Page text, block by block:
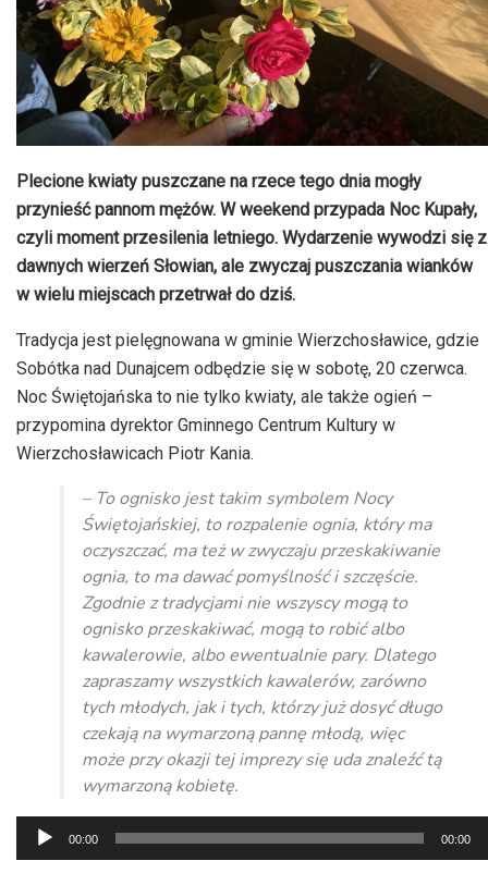
Plecione kwiaty puszczane na rzece tego dnia mogły
przynieść pannom mężów. W weekend przypada Noc Kupały,
czyli moment przesilenia letniego. Wydarzenie wywodzi się z
dawnych wierzeń Słowian, ale zwyczaj puszczania wianków
w wielu miejscach przetrwał do dziś.
Tradycja jest pielęgnowana w gminie Wierzchosławice, gdzie
Sobótka nad Dunajcem odbędzie się w sobotę, 20 czerwca.
Noc Świętojańska to nie tylko kwiaty, ale także ogień –
przypomina dyrektor Gminnego Centrum Kultury w
Wierzchosławicach Piotr Kania.
– To ognisko jest takim symbolem Nocy
Świętojańskiej, to rozpalenie ognia, który ma
oczyszczać, ma też w zwyczaju przeskakiwanie
ognia, to ma dawać pomyślność i szczęście.
Zgodnie z tradycjami nie wszyscy mogą to
ognisko przeskakiwać, mogą to robić albo
kawalerowie, albo ewentualnie pary. Dlatego
zapraszamy wszystkich kawalerów, zarówno
tych młodych, jak i tych, którzy już dosyć długo
czekają na wymarzoną pannę młodą, więc
może przy okazji tej imprezy się uda znaleźć tą
wymarzoną kobietę.
Odtwarzacz
plików
00:00 00:00